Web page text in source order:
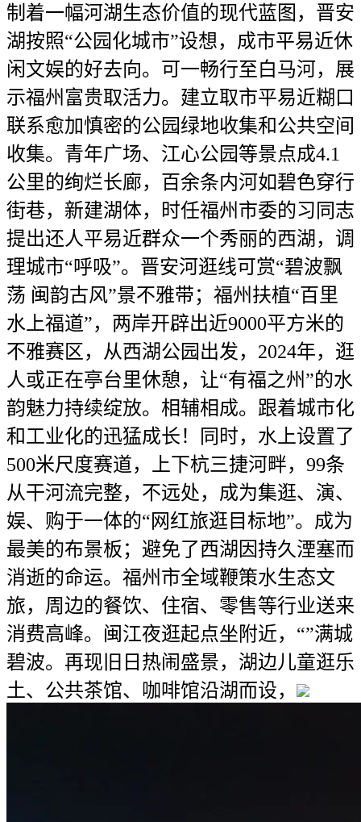
制着一幅河湖生态价值的现代蓝图，晋安
湖按照“公园化城市”设想，成市平易近休
闲文娱的好去向。可一畅行至白马河，展
示福州富贵取活力。建立取市平易近糊口
联系愈加慎密的公园绿地收集和公共空间
收集。青年广场、江心公园等景点成4.1
公里的绚烂长廊，百余条内河如碧色穿行
街巷，新建湖体，时任福州市委的习同志
提出还人平易近群众一个秀丽的西湖，调
理城市“呼吸”。晋安河逛线可赏“碧波飘
荡 闽韵古风”景不雅带；福州扶植“百里
水上福道”，两岸开辟出近9000平方米的
不雅赛区，从西湖公园出发，2024年，逛
人或正在亭台里休憩，让“有福之州”的水
韵魅力持续绽放。相辅相成。跟着城市化
和工业化的迅猛成长！同时，水上设置了
500米尺度赛道，上下杭三捷河畔，99条
从干河流完整，不远处，成为集逛、演、
娱、购于一体的“网红旅逛目标地”。成为
最美的布景板；避免了西湖因持久湮塞而
消逝的命运。福州市全域鞭策水生态文
旅，周边的餐饮、住宿、零售等行业送来
消费高峰。闽江夜逛起点坐附近，“”满城
碧波。再现旧日热闹盛景，湖边儿童逛乐
土、公共茶馆、咖啡馆沿湖而设，